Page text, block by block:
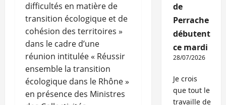
difficultés en matière de
transition écologique et de
cohésion des territoires »
dans le cadre d’une
réunion intitulée « Réussir
ensemble la transition
écologique dans le Rhône »
en présence des Ministres
de
Perrache
débutent
ce mardi
28/07/2026
Je crois
que tout le
travaille de